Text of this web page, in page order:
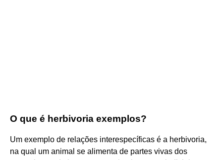
O que é herbivoria exemplos?
Um exemplo de relações interespecíficas é a herbivoria,
na qual um animal se alimenta de partes vivas dos